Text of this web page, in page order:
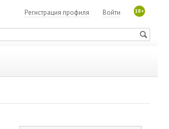
18+
Войти
Регистрация профиля